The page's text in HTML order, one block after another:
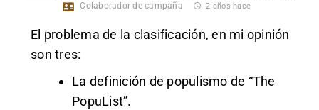
Colaborador de campaña 2 años hace
El problema de la clasificación, en mi opinión
son tres:
La definición de populismo de “The
PopuList”.